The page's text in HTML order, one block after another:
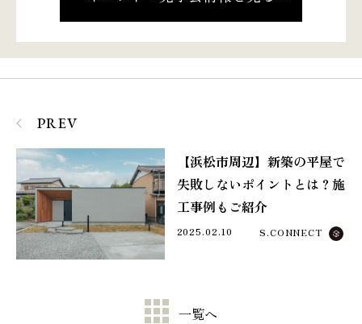
PREV
【浜松市周辺】新築の平屋で
失敗しないポイントとは？施
工事例もご紹介
2025.02.10 S.CONNECT
一覧へ